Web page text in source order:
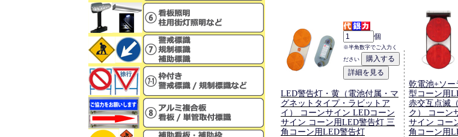
個
※半角数字でご入力く
ださい
LED警告灯・黄（電池付属・マ
グネットタイプ・ラビットア
イ） コーンサイン LEDコーン
サイン コーン用LED警告灯 三
角コーン用LED警告灯
乾電池+ソー
型コーン用
赤交互点滅
ク） コーン
サイン コー
角コーン用